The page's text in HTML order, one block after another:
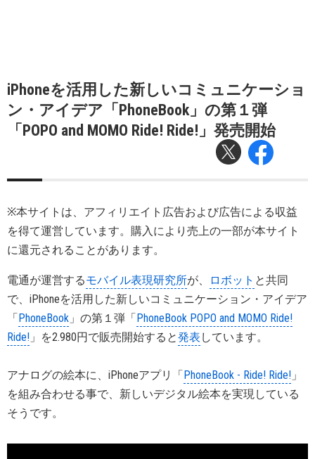
iPhoneを活用した新しいコミュニケーショ
ン・アイデア「PhoneBook」の第１弾
「POPO and MOMO Ride! Ride!」発売開始
※本サイトは、アフィリエイト広告および広告による収益
を得て運営しています。購入により売上の一部が本サイト
に還元されることがあります。
電通が運営するモバイル表現研究所が、 ロボット と共同
で、iPhoneを活用した新しいコミュニケーション・アイデア
「PhoneBook 」の第１弾「PhoneBook POPO and MOMO Ride!
Ride! 」を2.980円で販売開始すると発表 しています。
アナログの絵本に、iPhoneアプリ「PhoneBook - Ride! Ride! 」
を組み合わせる事で、新しいデジタル絵本を実現している
そうです。